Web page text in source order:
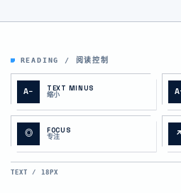
READING / 阅读控制
A− TEXT MINUS
缩小
◎ FOCUS
专注 ↗
TEXT / 18PX